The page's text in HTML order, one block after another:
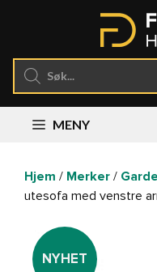
Products
search
MENY
Hjem / Merker /
utesofa med venstre
NYHET